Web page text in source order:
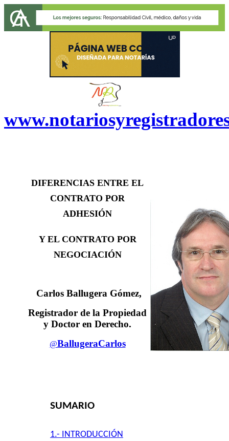
DIFERENCIAS ENTRE EL
CONTRATO POR
ADHESIÓN
Y EL CONTRATO POR
NEGOCIACIÓN
Carlos Ballugera Gómez,
Registrador de la Propiedad
y Doctor en Derecho.
@BallugeraCarlos
SUMARIO
1.- INTRODUCCIÓN